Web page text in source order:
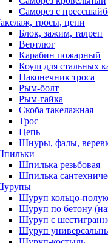
Саморез с
тросы, цепи
Блок, зажим, талреп
Вертлюг
Карабин пожарный
Коуш для стальных
Наконечник троса
Рым-болт
Рым-гайка
Скоба такелажная
Трос
Цепь
Шнуры, фалы,
Шпилька резьбовая
Шпилька
Шуруп кольцо-
Шуруп по бетону
Шуруп с
Шуруп